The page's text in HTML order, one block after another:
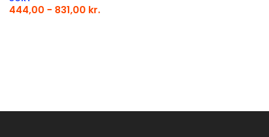
444,00 - 831,00 kr.